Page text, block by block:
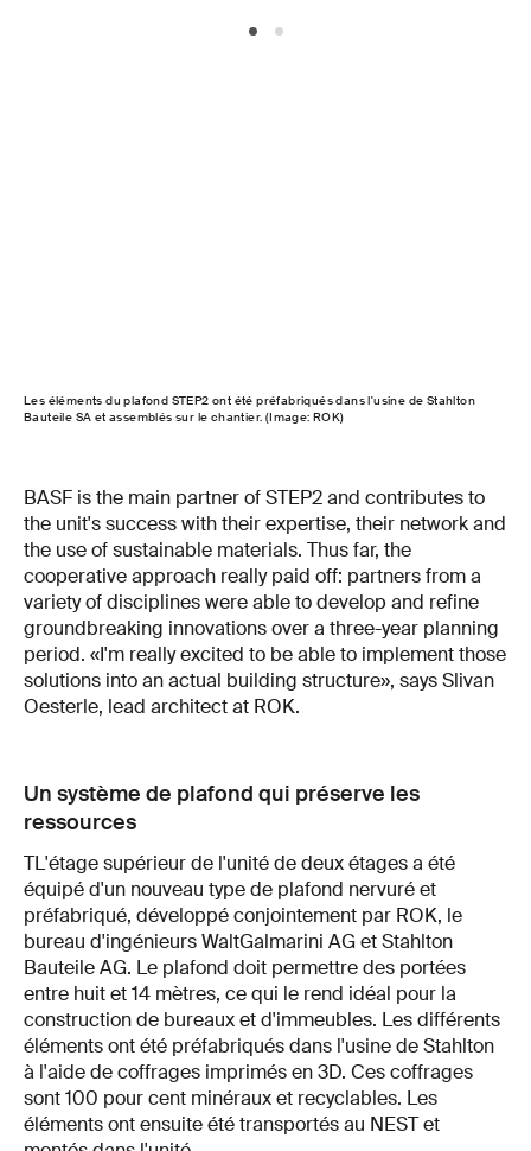
Les éléments du plafond STEP2 ont été préfabriqués dans l'usine de Stahlton
Bauteile SA et assemblés sur le chantier. (Image: ROK)
BASF is the main partner of STEP2 and contributes to
the unit's success with their expertise, their network and
the use of sustainable materials. Thus far, the
cooperative approach really paid off: partners from a
variety of disciplines were able to develop and refine
groundbreaking innovations over a three-year planning
period. «I'm really excited to be able to implement those
solutions into an actual building structure», says Slivan
Oesterle, lead architect at ROK.
Un système de plafond qui préserve les
ressources
TL'étage supérieur de l'unité de deux étages a été
équipé d'un nouveau type de plafond nervuré et
préfabriqué, développé conjointement par ROK, le
bureau d'ingénieurs WaltGalmarini AG et Stahlton
Bauteile AG. Le plafond doit permettre des portées
entre huit et 14 mètres, ce qui le rend idéal pour la
construction de bureaux et d'immeubles. Les différents
éléments ont été préfabriqués dans l'usine de Stahlton
à l'aide de coffrages imprimés en 3D. Ces coffrages
sont 100 pour cent minéraux et recyclables. Les
éléments ont ensuite été transportés au NEST et